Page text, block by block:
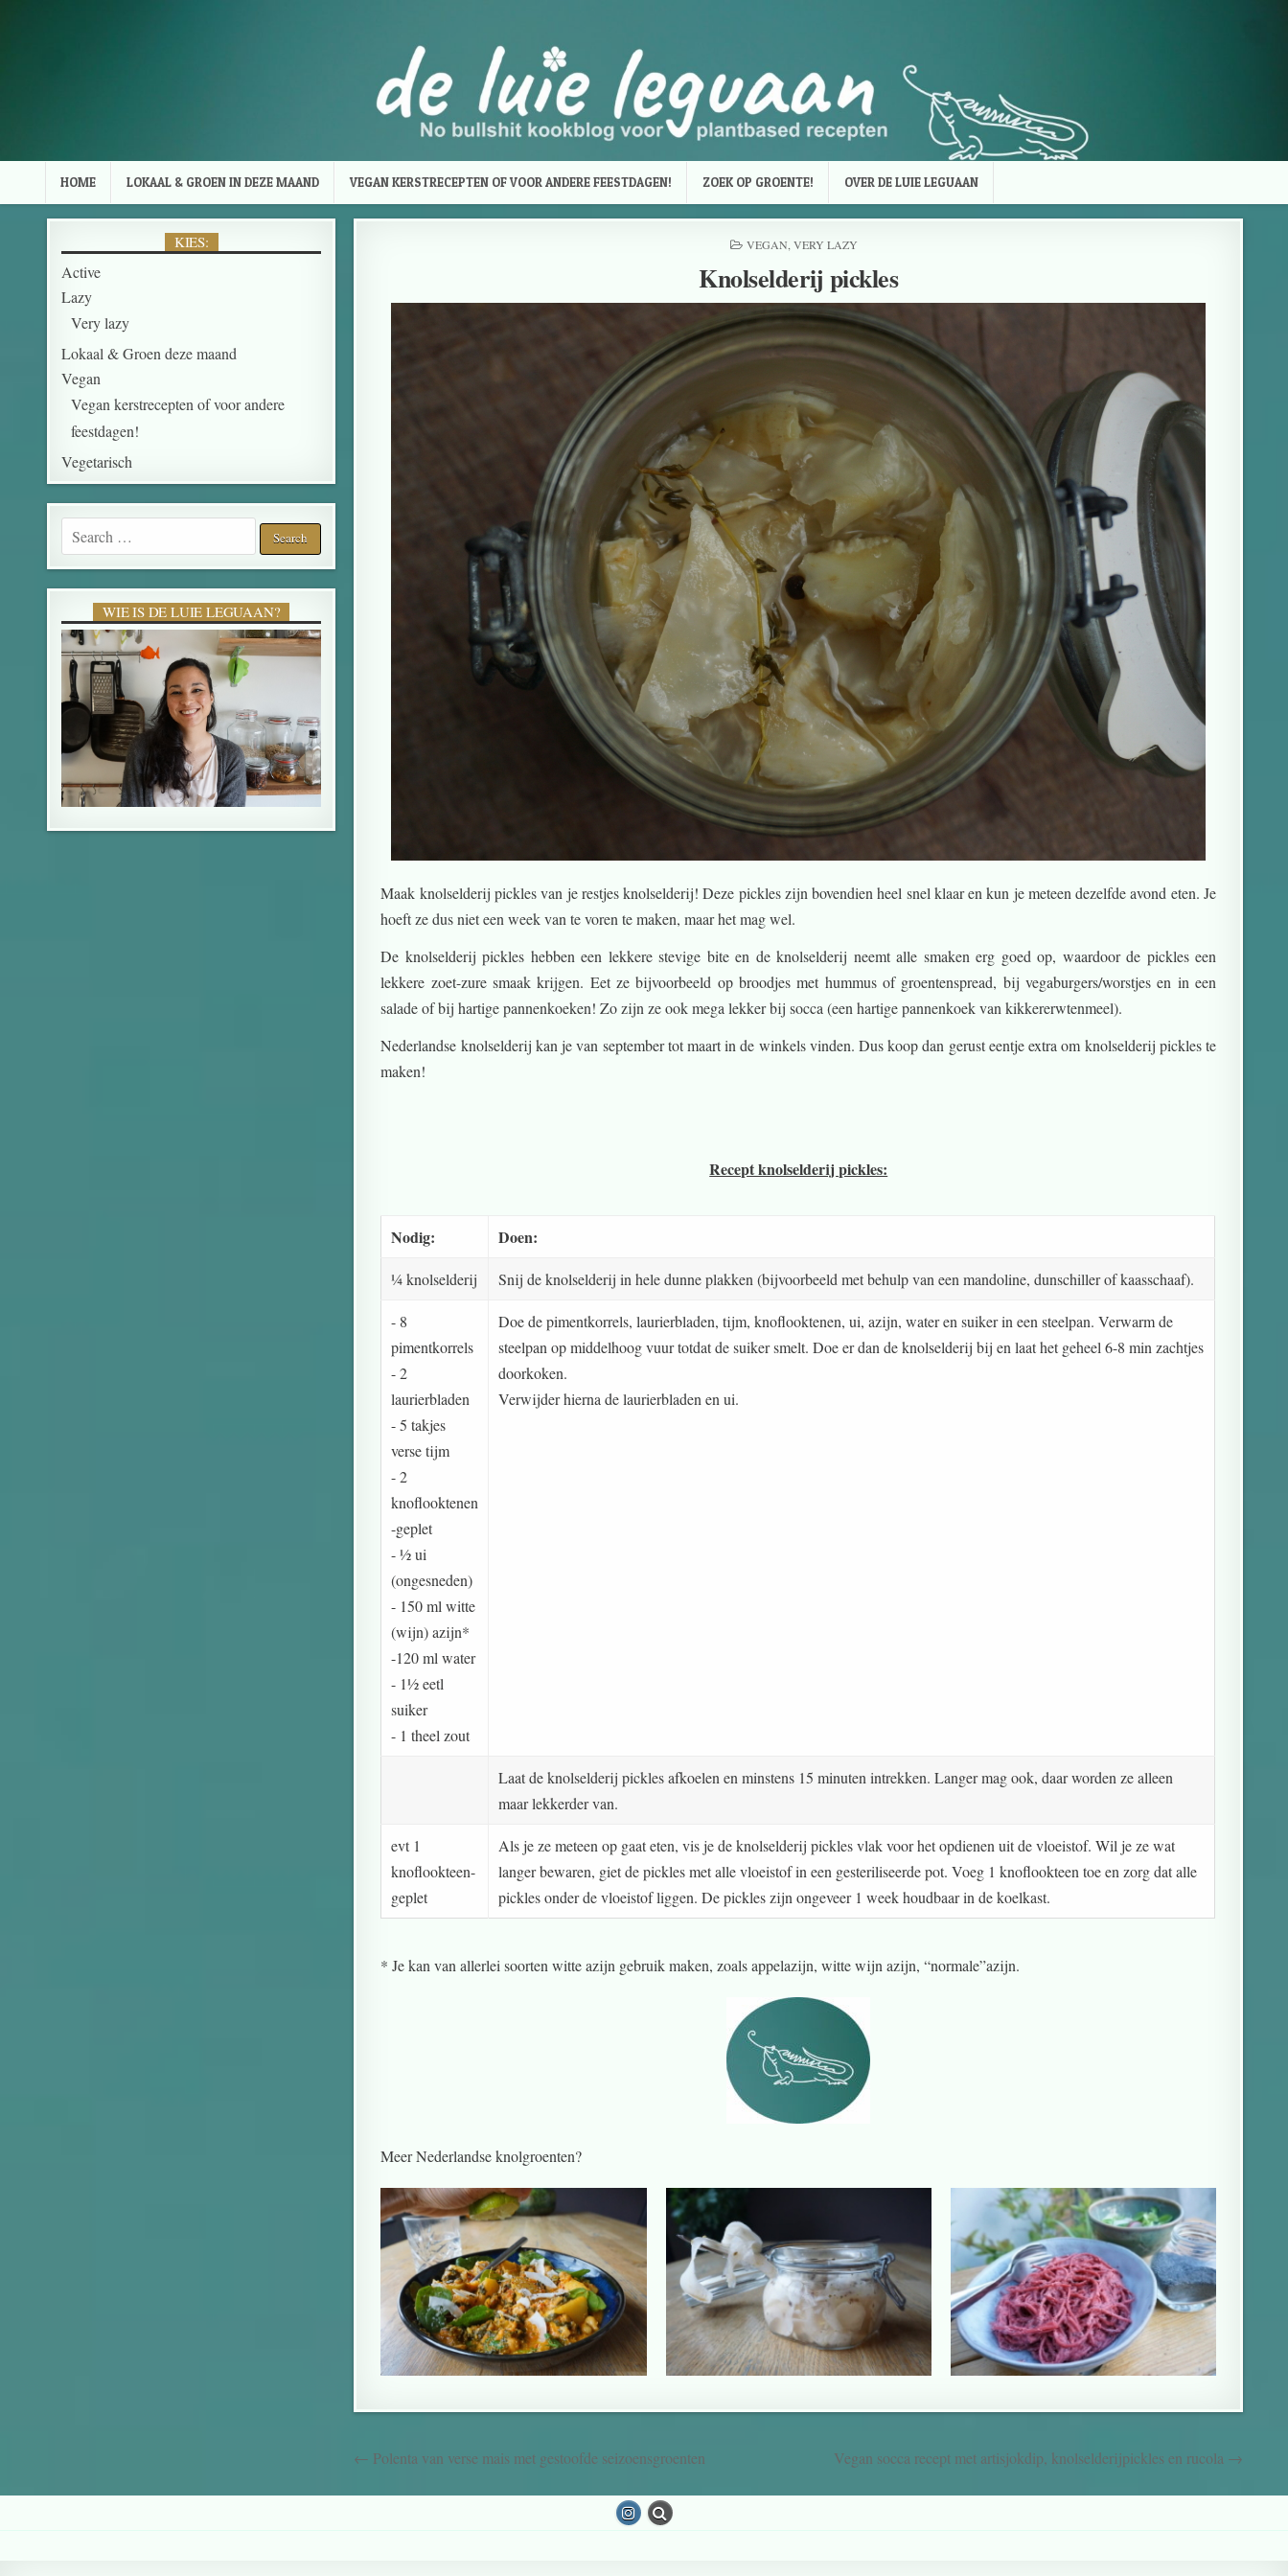
HOME LOKAAL & GROEN IN DEZE MAAND VEGAN KERSTRECEPTEN OF VOOR ANDERE FEESTDAGEN! ZOEK OP GROENTE! OVER DE LUIE LEGUAAN
VEGAN VERY LAZY
Knolselderij pickles
Maak knolselderij pickles van je restjes knolselderij! Deze pickles zijn bovendien heel snel klaar en kun je meteen dezelfde avond eten. Je
hoeft ze dus niet een week van te voren te maken, maar het mag wel.
De knolselderij pickles hebben een lekkere stevige bite en de knolselderij neemt alle smaken erg goed op, waardoor de pickles een
lekkere zoet-zure smaak krijgen. Eet ze bijvoorbeeld op broodjes met hummus of groentenspread, bij vegaburgers/worstjes en in een
salade of bij hartige pannenkoeken! Zo zijn ze ook mega lekker bij socca (een hartige pannenkoek van kikkererwtenmeel).
Nederlandse knolselderij kan je van september tot maart in de winkels vinden. Dus koop dan gerust eentje extra om knolselderij pickles te
maken!
Recept knolselderij pickles:
Nodig: Doen:
¼ knolselderij Snij de knolselderij in hele dunne plakken (bijvoorbeeld met behulp van een mandoline, dunschiller of kaasschaaf).
- 8
pimentkorrels
- 2
laurierbladen
- 5 takjes
verse tijm
- 2
knoflooktenen
-geplet
- ½ ui
(ongesneden)
- 150 ml witte
(wijn) azijn*
-120 ml water
- 1½ eetl
suiker
- 1 theel zout
Doe de pimentkorrels, laurierbladen, tijm, knoflooktenen, ui, azijn, water en suiker in een steelpan. Verwarm de
steelpan op middelhoog vuur totdat de suiker smelt. Doe er dan de knolselderij bij en laat het geheel 6-8 min zachtjes
doorkoken.
Verwijder hierna de laurierbladen en ui.
Laat de knolselderij pickles afkoelen en minstens 15 minuten intrekken. Langer mag ook, daar worden ze alleen
maar lekkerder van.
evt 1
knoflookteen-
geplet
Als je ze meteen op gaat eten, vis je de knolselderij pickles vlak voor het opdienen uit de vloeistof. Wil je ze wat
langer bewaren, giet de pickles met alle vloeistof in een gesteriliseerde pot. Voeg 1 knoflookteen toe en zorg dat alle
pickles onder de vloeistof liggen. De pickles zijn ongeveer 1 week houdbaar in de koelkast.
* Je kan van allerlei soorten witte azijn gebruik maken, zoals appelazijn, witte wijn azijn, “normale”azijn.
Meer Nederlandse knolgroenten?
← Polenta van verse mais met gestoofde seizoensgroenten Vegan socca recept met artisjokdip, knolselderijpickles en rucola →
KIES:
Active
Lazy
Very lazy
Lokaal & Groen deze maand
Vegan
Vegan kerstrecepten of voor andere
feestdagen!
Vegetarisch
WIE IS DE LUIE LEGUAAN?